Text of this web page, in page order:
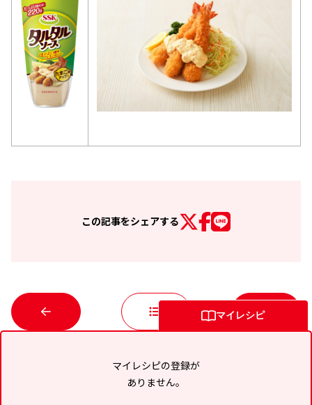
この記事をシェアする
マイレシピ
マイレシピの登録が
ありません。